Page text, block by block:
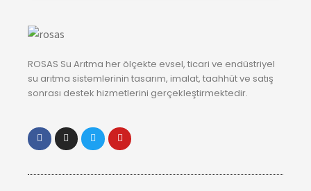
ROSAS Su Arıtma her ölçekte evsel, ticari ve endüstriyel
su arıtma sistemlerinin tasarım, imalat, taahhüt ve satış
sonrası destek hizmetlerini gerçekleştirmektedir.